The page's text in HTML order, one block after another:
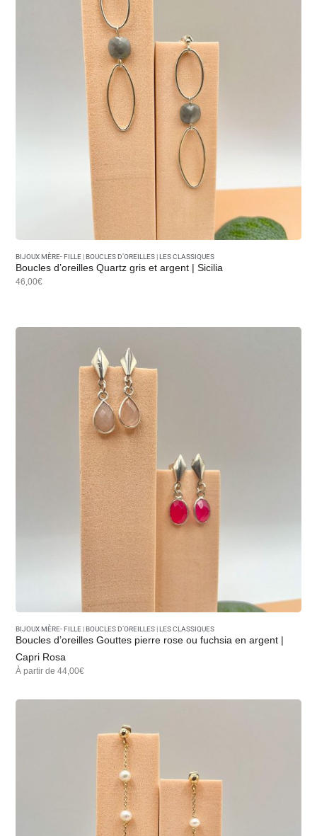
BIJOUX MÈRE- FILLE BOUCLES D’OREILLES LES CLASSIQUES
Boucles d’oreilles Quartz gris et argent | Sicilia
46,00€
BIJOUX MÈRE- FILLE |BOUCLES D’OREILLES |LES CLASSIQUES
Boucles d’oreilles Gouttes pierre rose ou fuchsia en argent |
Capri Rosa
À partir de 44,00€